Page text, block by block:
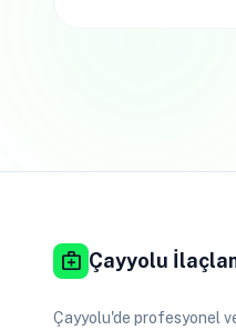
medical_services Çayyolu
Çayyolu'de profesyonel